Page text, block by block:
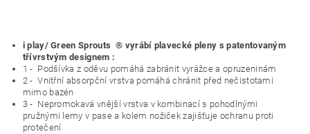
i play/ Green Sprouts ® vyrábí plavecké pleny s patentovaným
třívrstvým designem :
1 - Podšívka z oděvu pomáhá zabránit vyrážce a opruzeninám
2 - Vnitřní absorpční vrstva pomáhá chránit před nečistotami
mimo bazén
3 - Nepromokavá vnější vrstva v kombinací s pohodlnými
pružnými lemy v pase a kolem nožiček zajišťuje ochranu proti
protečení